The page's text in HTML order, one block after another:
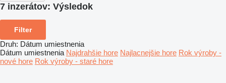
7 inzerátov: Výsledok
Filter
Druh: Dátum umiestnenia
Dátum umiestnenia Najdrahšie hore Najlacnejšie hore Rok výroby -
nové hore Rok výroby - staré hore